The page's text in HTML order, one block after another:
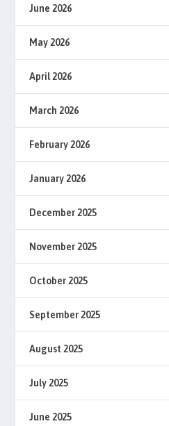
June 2026
May 2026
April 2026
March 2026
February 2026
January 2026
December 2025
November 2025
October 2025
September 2025
August 2025
July 2025
June 2025